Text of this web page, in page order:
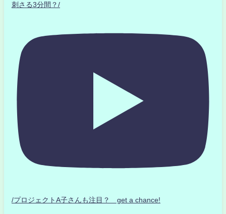
刺さる3分間？/
/プロジェクトA子さんも注目？ get a chance!